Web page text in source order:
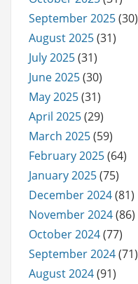
September 2025(30)
August 2025(31)
July 2025(31)
June 2025(30)
May 2025(31)
April 2025(29)
March 2025(59)
February 2025(64)
January 2025(75)
December 2024(81)
November 2024(86)
October 2024(77)
September 2024(71)
August 2024(91)